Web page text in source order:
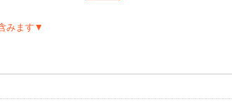
みます▼